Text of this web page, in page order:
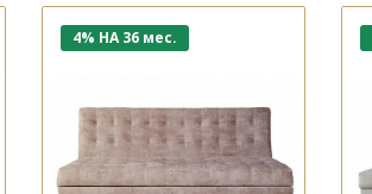
4% НА 36 мес.